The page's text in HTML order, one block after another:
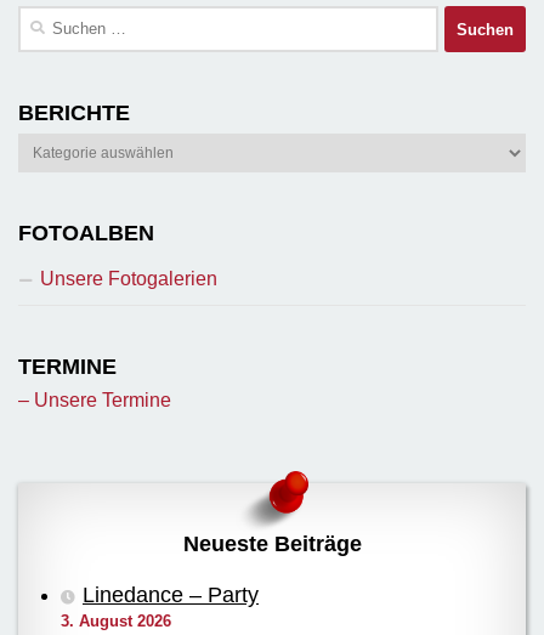
Suchen
BERICHTE
Berichte
FOTOALBEN
Unsere Fotogalerien
TERMINE
– Unsere Termine
Neueste Beiträge
Linedance – Party
3. August 2026